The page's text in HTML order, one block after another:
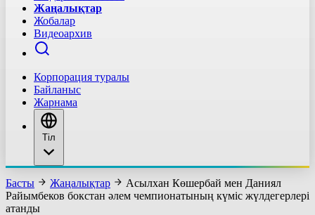
Жаңалықтар
Жобалар
Видеоархив
Корпорация туралы
Байланыс
Жарнама
Тіл
Басты Жаңалықтар
Асылхан Көшербай мен Даниял
Райымбеков бокстан әлем чемпионатының күміс жүлдегерлері
атанды